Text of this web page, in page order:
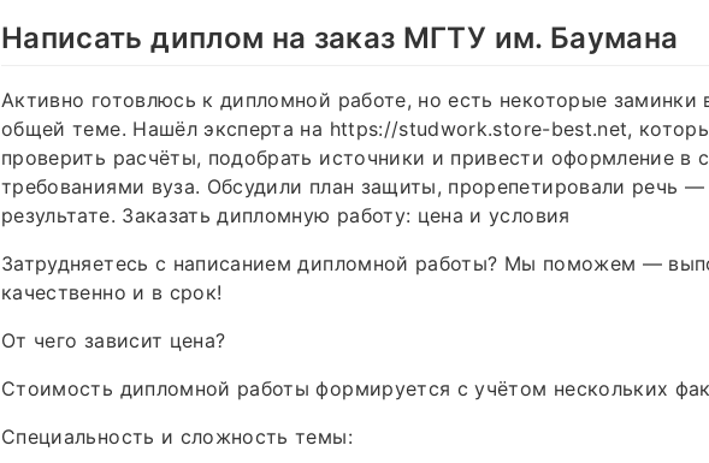
Написать диплом на заказ МГТУ им. Баумана
Активно готовлюсь к дипломной работе, но есть некоторые заминки
общей теме. Нашёл эксперта на https://studwork.store-best.net,
проверить расчёты, подобрать источники и привести оформление в
требованиями вуза. Обсудили план защиты, прорепетировали речь —
результате. Заказать дипломную работу: цена и условия
Затрудняетесь с написанием дипломной работы? Мы поможем —
качественно и в срок!
От чего зависит цена?
Стоимость дипломной работы формируется с учётом нескольких
Специальность и сложность темы: